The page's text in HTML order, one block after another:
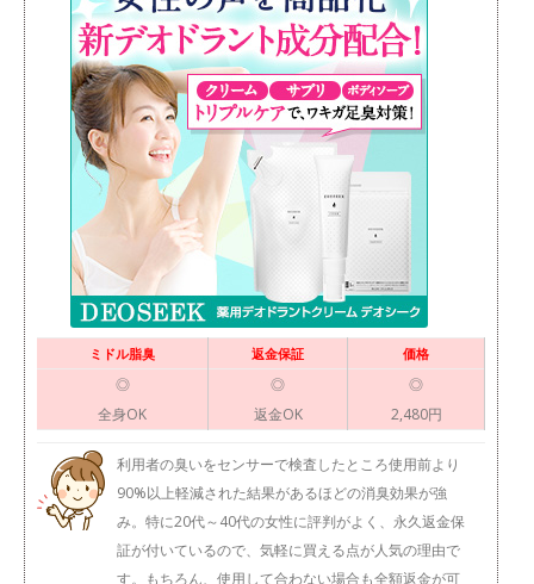
ミドル脂臭 返金保証 価格
◎
全身OK
◎
返金OK
◎
2,480円
利用者の臭いをセンサーで検査したところ使用前より
90%以上軽減された結果があるほどの消臭効果が強
み。特に20代～40代の女性に評判がよく、永久返金保
証が付いているので、気軽に買える点が人気の理由で
す。もちろん、使用して合わない場合も全額返金が可